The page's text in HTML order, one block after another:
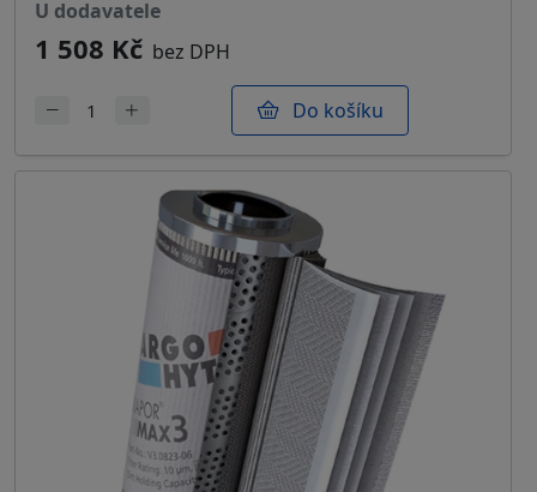
u dodavatele
1 508 Kč bez DPH
Do košíku